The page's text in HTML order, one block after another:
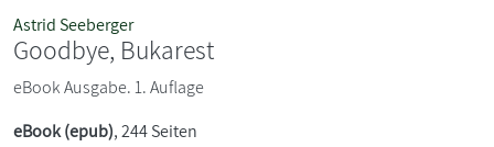
Astrid Seeberger
Goodbye, Bukarest
eBook Ausgabe. 1. Auflage
eBook (epub), 244 Seiten